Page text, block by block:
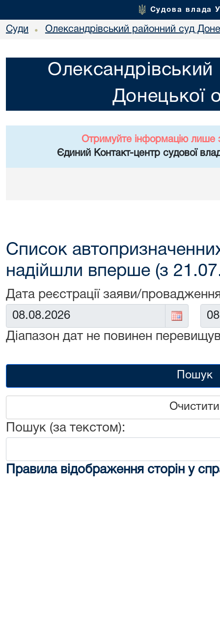
Судова влада
Суди • Олександрівський районний суд
Донецької
Отримуйте інформацію лише
Єдиний Контакт-центр судової
Список
надійшли вперше (з
Дата реєстрації заяви/
Від: До:
Діапазон дат не повинен
Пошук
Очистити
Пошук (за текстом):
Правила відображення сторін у